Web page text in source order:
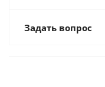
Задать вопрос